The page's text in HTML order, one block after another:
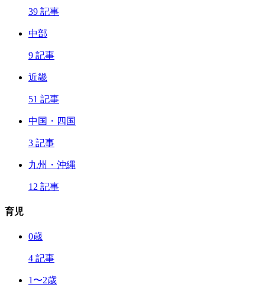
39 記事
中部
9 記事
近畿
51 記事
中国・四国
3 記事
九州・沖縄
12 記事
育児
0歳
4 記事
1〜2歳